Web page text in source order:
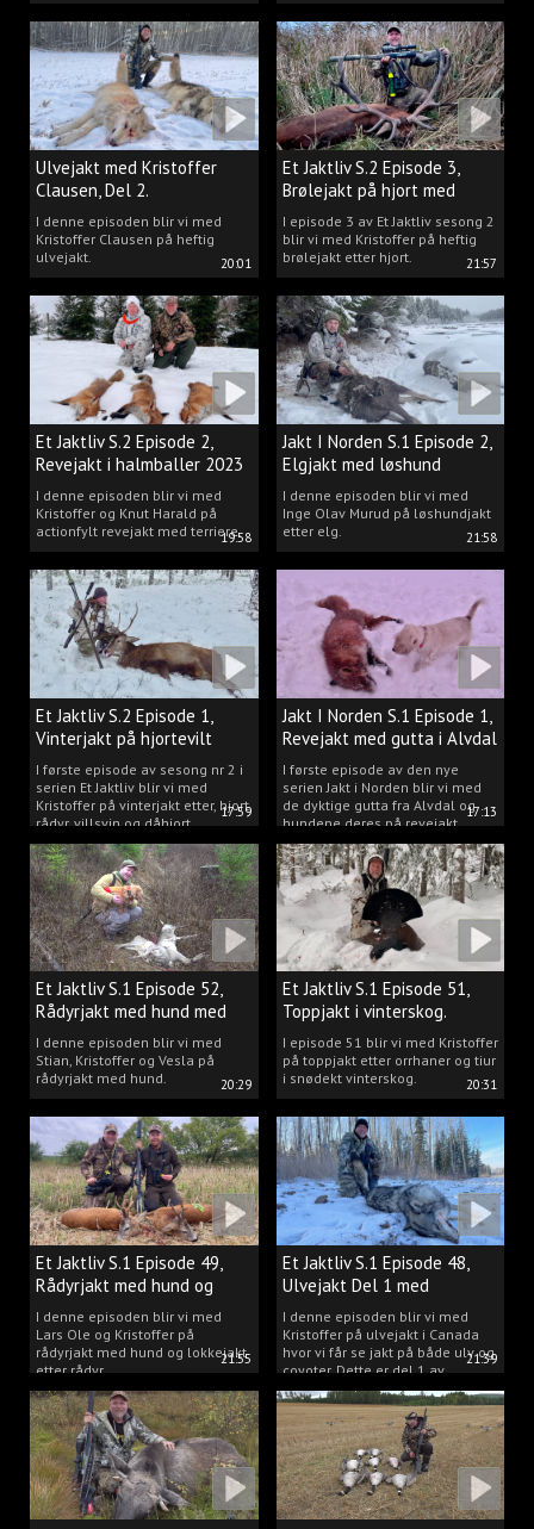
20:01
Ulvejakt med Kristoffer
Clausen, Del 2.
I denne episoden blir vi med
Kristoffer Clausen på heftig
ulvejakt.
21:57
Et Jaktliv S.2 Episode 3,
Brølejakt på hjort med
Kristoffer Clausen
I episode 3 av Et Jaktliv sesong 2
blir vi med Kristoffer på heftig
brølejakt etter hjort.
19:58
Et Jaktliv S.2 Episode 2,
Revejakt i halmballer 2023
I denne episoden blir vi med
Kristoffer og Knut Harald på
actionfylt revejakt med terriere.
21:58
Jakt I Norden S.1 Episode 2,
Elgjakt med løshund
I denne episoden blir vi med
Inge Olav Murud på løshundjakt
etter elg.
17:59
Et Jaktliv S.2 Episode 1,
Vinterjakt på hjortevilt
I første episode av sesong nr 2 i
serien Et Jaktliv blir vi med
Kristoffer på vinterjakt etter, hjort,
rådyr, villsvin og dåhjort.
17:13
Jakt I Norden S.1 Episode 1,
Revejakt med gutta i Alvdal
I første episode av den nye
serien Jakt i Norden blir vi med
de dyktige gutta fra Alvdal og
hundene deres på revejakt.
20:29
Et Jaktliv S.1 Episode 52,
Rådyrjakt med hund med
Stian, Kristoffer og Vesla
I denne episoden blir vi med
Stian, Kristoffer og Vesla på
rådyrjakt med hund.
20:31
Et Jaktliv S.1 Episode 51,
Toppjakt i vinterskog.
I episode 51 blir vi med Kristoffer
på toppjakt etter orrhaner og tiur
i snødekt vinterskog.
21:55
Et Jaktliv S.1 Episode 49,
Rådyrjakt med hund og
lokkejakt.
I denne episoden blir vi med
Lars Ole og Kristoffer på
rådyrjakt med hund og lokkejakt
etter rådyr.
21:39
Et Jaktliv S.1 Episode 48,
Ulvejakt Del 1 med
Kristoffer Clausen.
I denne episoden blir vi med
Kristoffer på ulvejakt i Canada
hvor vi får se jakt på både ulv og
coyoter. Dette er del 1 av
ulvejakten.